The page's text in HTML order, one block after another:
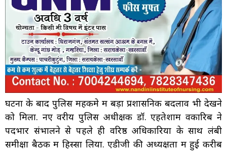
घटना के बाद पुलिस महकमे में बड़ा प्रशासनिक बदलाव भी देखने
को मिला. नए वरीय पुलिस अधीक्षक डॉ. एहतेशाम वकारिब ने
पदभार संभालने से पहले ही वरिष्ठ अधिकारियों के साथ लंबी
समीक्षा बैठक में हिस्सा लिया. एडीजी की अध्यक्षता में हुई करीब